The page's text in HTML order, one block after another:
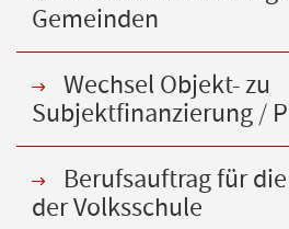
Gemeinden
Wechsel Objekt- zu
Subjektfinanzierung /
Berufsauftrag für
der Volksschule